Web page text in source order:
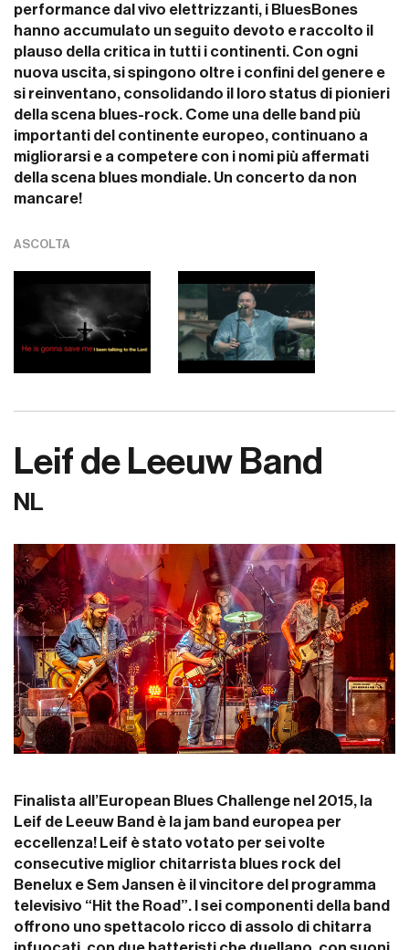
performance dal vivo elettrizzanti, i BluesBones
hanno accumulato un seguito devoto e raccolto il
plauso della critica in tutti i continenti. Con ogni
nuova uscita, si spingono oltre i confini del genere e
si reinventano, consolidando il loro status di pionieri
della scena blues-rock. Come una delle band più
importanti del continente europeo, continuano a
migliorarsi e a competere con i nomi più affermati
della scena blues mondiale. Un concerto da non
mancare!
ASCOLTA
Leif de Leeuw Band
NL
Finalista all’European Blues Challenge nel 2015, la
Leif de Leeuw Band è la jam band europea per
eccellenza! Leif è stato votato per sei volte
consecutive miglior chitarrista blues rock del
Benelux e Sem Jansen è il vincitore del programma
televisivo “Hit the Road”. I sei componenti della band
offrono uno spettacolo ricco di assolo di chitarra